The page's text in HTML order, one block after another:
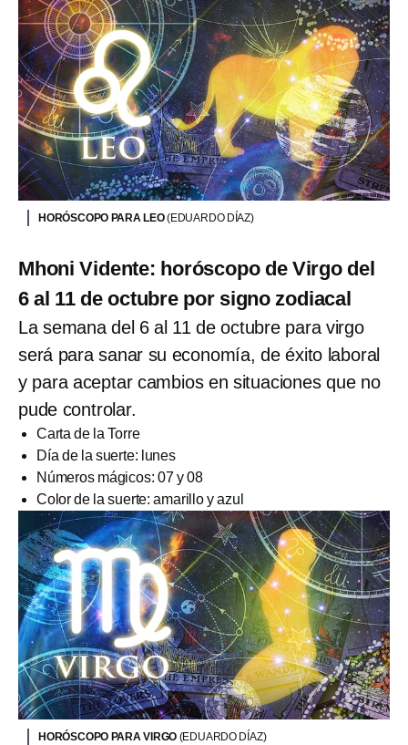
HORÓSCOPO PARA LEO(EDUARDO DÍAZ)
Mhoni Vidente: horóscopo de Virgo del
6 al 11 de octubre por signo zodiacal
La semana del 6 al 11 de octubre para virgo
será para sanar su economía, de éxito laboral
y para aceptar cambios en situaciones que no
pude controlar.
Carta de la Torre
Día de la suerte: lunes
Números mágicos: 07 y 08
Color de la suerte: amarillo y azul
HORÓSCOPO PARA VIRGO (EDUARDO DÍAZ)